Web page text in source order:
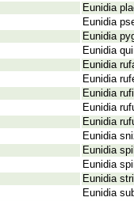
Eunidia
Eunidia
Eunidia
Eunidia
Eunidia
Eunidia
Eunidia
Eunidia
Eunidia
Eunidia
Eunidia
Eunidia
Eunidia
Eunidia